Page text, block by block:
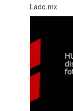
Lado.mx